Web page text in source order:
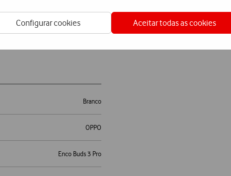
Configurar cookies Aceitar todas as cookies
Branco
OPPO
Enco Buds 3 Pro